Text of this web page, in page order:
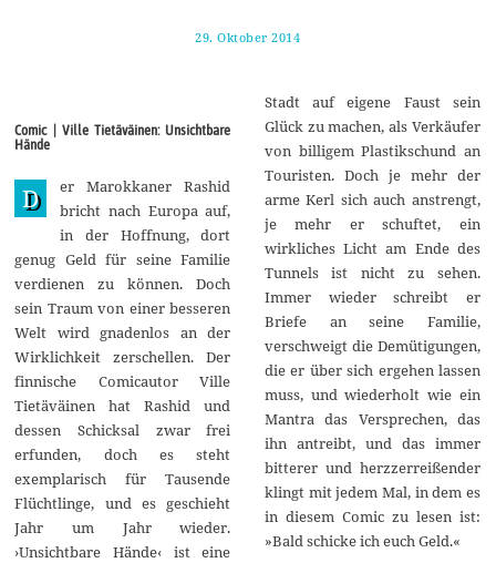
29. Oktober 2014
o
b
e
r
2
0
4
Comic | Ville Tietäväinen: Unsichtbare
Hände
D
er Marokkaner Rashid
bricht nach Europa auf,
in der Hoffnung, dort
genug Geld für seine Familie
verdienen zu können. Doch
sein Traum von einer besseren
Welt wird gnadenlos an der
Wirklichkeit zerschellen. Der
finnische Comicautor Ville
Tietäväinen hat Rashid und
dessen Schicksal zwar frei
erfunden, doch es steht
exemplarisch für Tausende
Flüchtlinge, und es geschieht
Jahr um Jahr wieder.
›Unsichtbare Hände‹ ist eine
Stadt auf eigene Faust sein
Glück zu machen, als Verkäufer
von billigem Plastikschund an
Touristen. Doch je mehr der
arme Kerl sich auch anstrengt,
je mehr er schuftet, ein
wirkliches Licht am Ende des
Tunnels ist nicht zu sehen.
Immer wieder schreibt er
Briefe an seine Familie,
verschweigt die Demütigungen,
die er über sich ergehen lassen
muss, und wiederholt wie ein
Mantra das Versprechen, das
ihn antreibt, und das immer
bitterer und herzzerreißender
klingt mit jedem Mal, in dem es
in diesem Comic zu lesen ist:
»Bald schicke ich euch Geld.«